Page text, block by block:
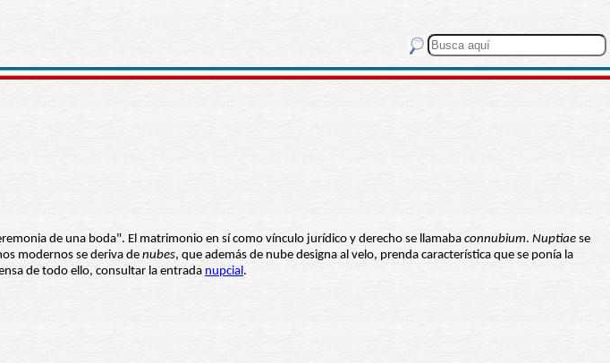
de una boda". El matrimonio en sí como vínculo jurídico y derecho se llamaba connubium. Nuptiae se
modernos se deriva de nubes, que además de nube designa al velo, prenda característica que se ponía la
de todo ello, consultar la entrada nupcial.